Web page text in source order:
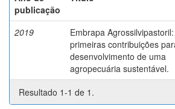
publicação
2019
Embrapa Agrossilvipastoril:
primeiras contribuições
desenvolvimento de uma
agropecuária sustentável.
Resultado 1-1 de 1.